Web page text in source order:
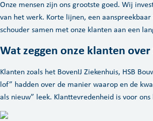
Onze mensen zijn ons grootste goed. Wij
van het werk. Korte lijnen, een
schouder samen met onze klanten aan een
Wat zeggen onze klanten over
Klanten zoals het BovenIJ Ziekenhuis, HSB
lof” hadden over de manier waarop en de
als nieuw” leek. Klanttevredenheid is voor